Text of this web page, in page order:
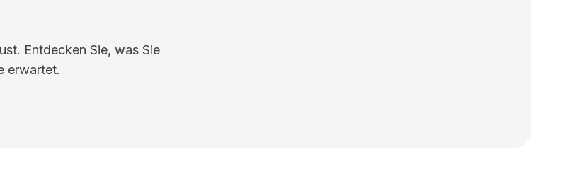
Entdecken Sie, was Sie
erwartet.